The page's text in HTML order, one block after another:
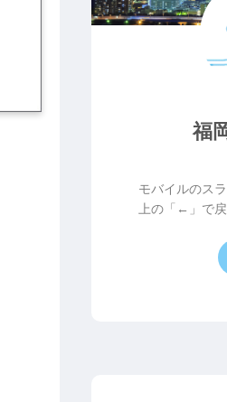
福
モバイルのス
上の「←」で